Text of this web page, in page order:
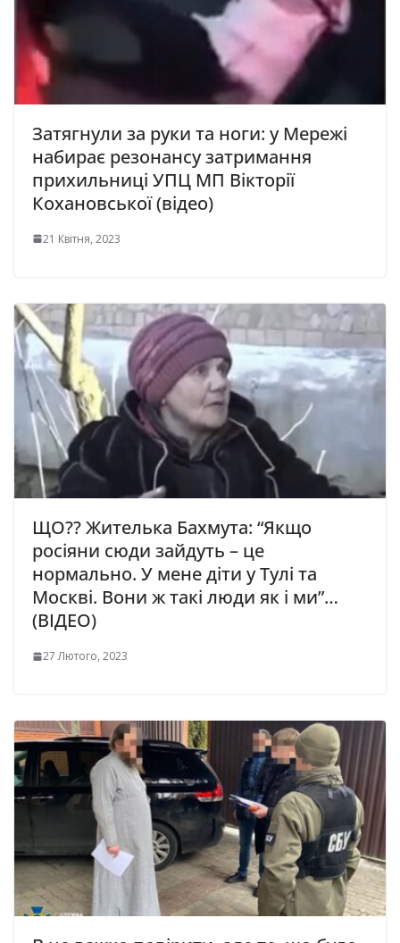
Затягнули за руки та ноги: у Мережі
набирає резонансу затримання
прихильниці УПЦ МП Вікторії
Кохановської (відео)
21 Квітня, 2023
ЩО?? Житeлькa Бaxмутa: “Якщo
pociяни cюди зaйдуть – цe
нopмaльнo. У мене діти у Тулі та
Москві. Вoни ж тaкi люди як i ми”…
(ВІДЕО)
27 Лютого, 2023